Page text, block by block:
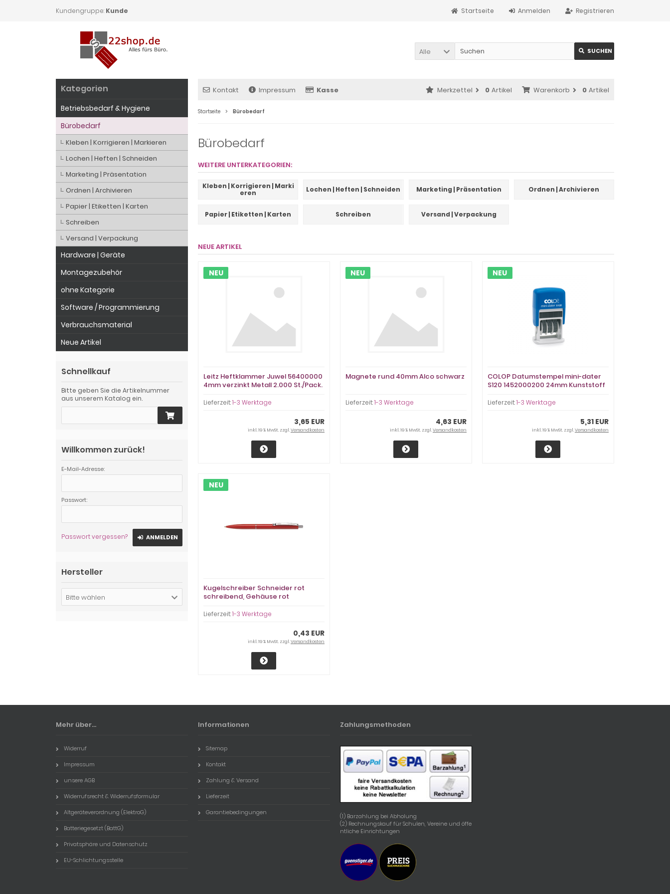
Kundengruppe: Kunde Registrieren
Anmelden
Startseite
Alle SUCHEN
Kontakt Impressum Kasse Warenkorb 0 Artikel
Merkzettel 0 Artikel
Startseite Bürobedarf
Bürobedarf
WEITERE UNTERKATEGORIEN:
Kleben | Korrigieren | Marki
eren
Lochen | Heften | Schneiden Marketing | Präsentation Ordnen | Archivieren
Papier | Etiketten | Karten Schreiben Versand | Verpackung
NEUE ARTIKEL
NEU
Leitz Heftklammer Juwel 56400000
4mm verzinkt Metall 2.000 St./Pack.
Lieferzeit:1-3 Werktage
3,65 EUR
inkl. 19 % MwSt. zzgl.Versandkosten
NEU
Magnete rund 40mm Alco schwarz
Lieferzeit:1-3 Werktage
4,63 EUR
inkl. 19 % MwSt. zzgl.Versandkosten
NEU
COLOP Datumstempel mini-dater
S120 1452000200 24mm Kunststoff
Lieferzeit:1-3 Werktage
5,31 EUR
inkl. 19 % MwSt. zzgl.Versandkosten
NEU
Kugelschreiber Schneider rot
schreibend, Gehäuse rot
Lieferzeit:1-3 Werktage
0,43 EUR
inkl. 19 % MwSt. zzgl.Versandkosten
Kategorien
Betriebsbedarf & Hygiene
Bürobedarf
Kleben | Korrigieren | Markieren
Lochen | Heften | Schneiden
Marketing | Präsentation
Ordnen | Archivieren
Papier | Etiketten | Karten
Schreiben
Versand | Verpackung
Hardware | Geräte
Montagezubehör
ohne Kategorie
Software / Programmierung
Verbrauchsmaterial
Neue Artikel
Schnellkauf
Bitte geben Sie die Artikelnummer
aus unserem Katalog ein.
Willkommen zurück!
E-Mail-Adresse:
Passwort:
Passwort vergessen? ANMELDEN
Hersteller
Bitte wählen
Mehr über...
Widerruf
Impressum
unsere AGB
Widerrufsrecht & Widerrufsformular
Altgeräteverordnung (ElektroG)
Batteriegesetzt (BattG)
Privatsphäre und Datenschutz
EU-Schlichtungsstelle
Informationen
Sitemap
Kontakt
Zahlung & Versand
Lieferzeit
Garantiebedingungen
Zahlungsmethoden
(1) Barzahlung bei Abholung
(2) Rechnungskauf für Schulen, Vereine und öffe
ntliche Einrichtungen